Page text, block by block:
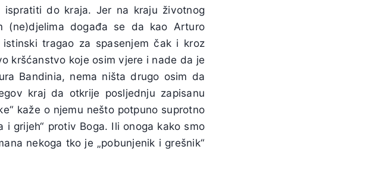
ispratiti do kraja. Jer na kraju životnog
(ne)djelima događa se da kao Arturo
tragao za spasenjem čak i kroz
kršćanstvo koje osim vjere i nade da je
Bandinia, nema ništa drugo osim da
kraj da otkrije posljednju zapisanu
kaže o njemu nešto potpuno suprotno
grijeh“ protiv Boga. Ili onoga kako smo
nekoga tko je „pobunjenik i grešnik“